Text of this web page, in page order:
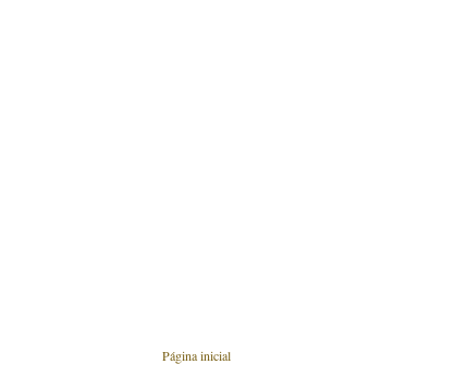
Página inicial